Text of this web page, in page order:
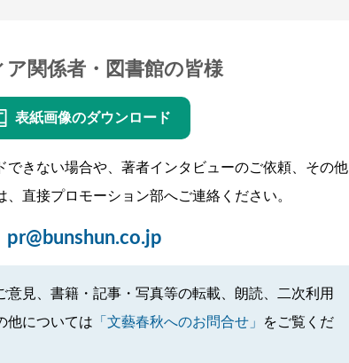
ア関係者・図書館の皆様
表紙画像のダウンロード
できない場合や、著者インタビューのご依頼、その他
直接プロモーション部へご連絡ください。
pr@bunshun.co.jp
意見、書籍・記事・写真等の転載、朗読、二次利用
他については 「文藝春秋へのお問合せ」
をご覧くだ